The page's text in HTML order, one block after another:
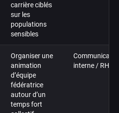
carrière ciblés
sur les
populations
sensibles
Organiser une
animation
d’équipe
fédératrice
autour d’un
temps fort
interne / RH